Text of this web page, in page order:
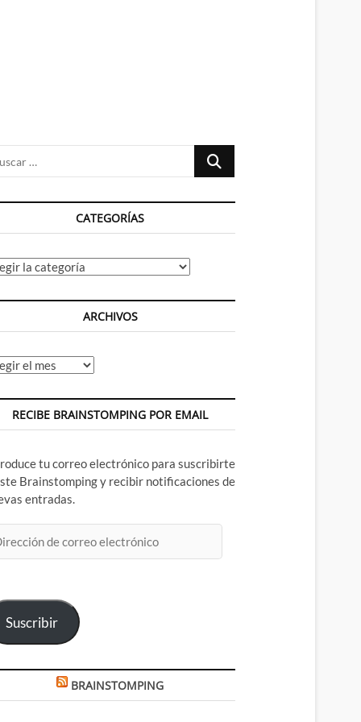
Buscar
CATEGORÍAS
ARCHIVOS
RECIBE BRAINSTOMPING POR EMAIL
tu correo electrónico para suscribirte
Brainstomping y recibir notificaciones de
entradas.
Suscribir
BRAINSTOMPING